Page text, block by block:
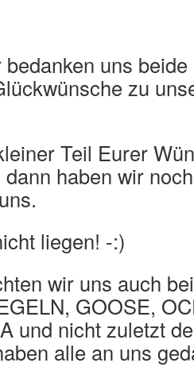
uns
zu
Teil Eurer
haben wir
liegen! -:)
wir uns auch
GOOSE,
und nicht zuletzt
alle an uns